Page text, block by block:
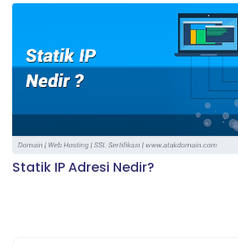
Statik IP Adresi Nedir?